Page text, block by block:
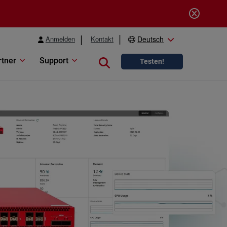
Anmelden Kontakt Deutsch
Support Close search
Testen!